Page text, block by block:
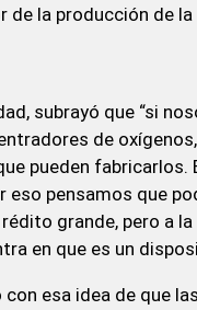
de la producción de
subrayó que “si
de
pueden
pensamos que
grande, pero a
en que es un
esa idea de que